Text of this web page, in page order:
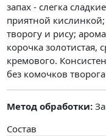
запах - слегка
приятной
творогу и рису;
корочка золотистая,
кремового.
без комочков
Метод обработки:
Состав